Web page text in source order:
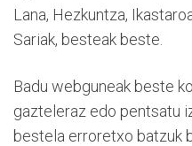
Lana, Hezkuntza,
Sariak, besteak beste.
Badu webguneak beste
gazteleraz edo pentsatu
bestela erroretxo batzuk